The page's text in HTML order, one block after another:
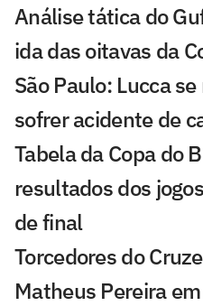
Análise tática do
ida das oitavas da
São Paulo: Lucca
sofrer acidente de
Tabela da Copa do
resultados dos
de final
Torcedores do
Matheus Pereira